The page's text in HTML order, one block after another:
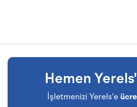
Hemen
İşletmenizi Yerels'e